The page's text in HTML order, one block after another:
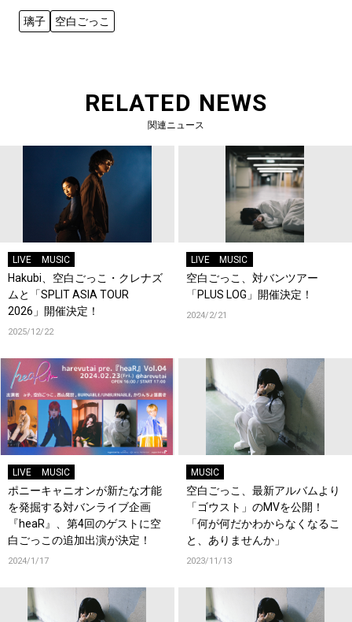
璃子 空白ごっこ
RELATED NEWS
関連ニュース
LIVE MUSIC
Hakubi、空白ごっこ・クレナズ
ムと「SPLIT ASIA TOUR
2026」開催決定！
2025/12/22
LIVE MUSIC
空白ごっこ、対バンツアー
「PLUS LOG」開催決定！
2024/2/21
LIVE MUSIC
ポニーキャニオンが新たな才能
を発掘する対バンライブ企画
『heaR』、第4回のゲストに空
白ごっこの追加出演が決定！
2024/1/17
MUSIC
空白ごっこ、最新アルバムより
「ゴウスト」のMVを公開！
「何が何だかわからなくなるこ
と、ありませんか」
2023/11/13